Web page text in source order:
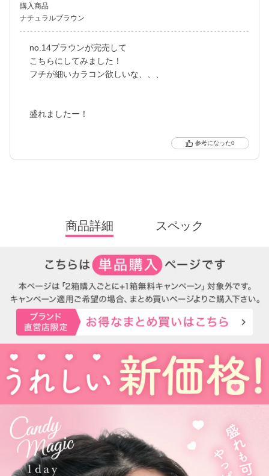
ました。
2021年にはブルーライトカット機能・UVカット機能付きの
更に2025年にはブルーライトカット機能が独自の新技術で、より
自然に馴染む透明感あるレンズにリニューアル！
購入商品
ナチュラルブラウン
no.14ブラウンが完売して
こちらにしてみました！
フチが細いカラコン欲しいな、、、
盛れましたー！
0
商品詳細 スペック